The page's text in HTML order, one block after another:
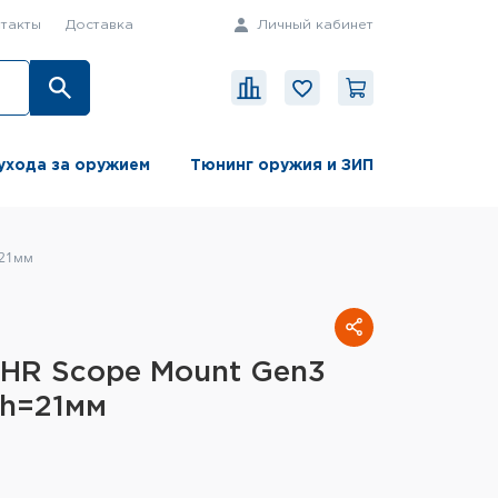
Доставка Личный кабинет
за оружием Тюнинг оружия и ЗИП
Scope Mount Gen3